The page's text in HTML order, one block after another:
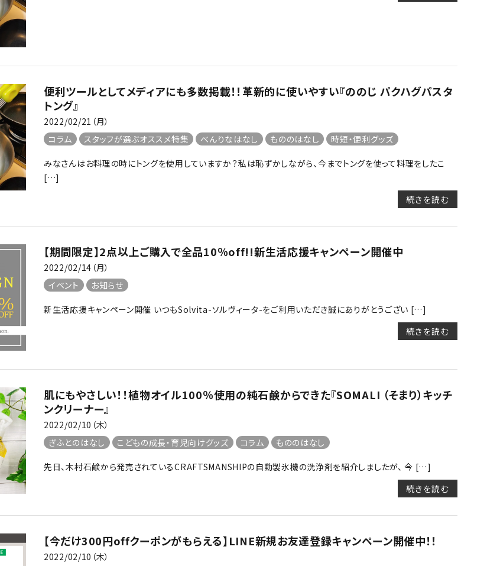
便利ツールとしてメディアにも多数掲載！！革新的に使いやすい『ののじ パクハグパスタ
トング』
2022/02/21（月）
コラム
スタッフが選ぶオススメ特集 べんりなはなし もののはなし 時短・便利グッズ
みなさんはお料理の時にトングを使用していますか？私は恥ずかしながら、今までトングを使って料理をしたこ
[…]
続きを読む
【期間限定】2点以上ご購入で全品10％off!!新生活応援キャンペーン開催中
2022/02/14（月）
イベント
お知らせ
新生活応援キャンペーン開催 いつもSolvita-ソルヴィータ-をご利用いただき誠にありがとうござい […]
続きを読む
肌にもやさしい！！植物オイル100％使用の純石鹸からできた『SOMALI （そまり）キッチ
ンクリーナー』
2022/02/10（木）
ぎふとのはなし
こどもの成長・育児向けグッズ コラム もののはなし
先日、木村石鹸から発売されているCRAFTSMANSHIPの自動製氷機の洗浄剤を紹介しましたが、 今 […]
続きを読む
【今だけ300円offクーポンがもらえる】LINE新規お友達登録キャンペーン開催中！！
2022/02/10（木）